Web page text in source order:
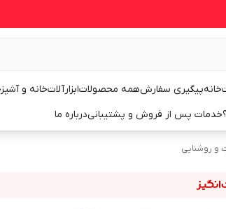
خانهپیگیری سفارشهمه محصولاتابزارآلاتخانه و
خدمات پس از فروش و پشتیبانیدرباره ما
و روشنایی